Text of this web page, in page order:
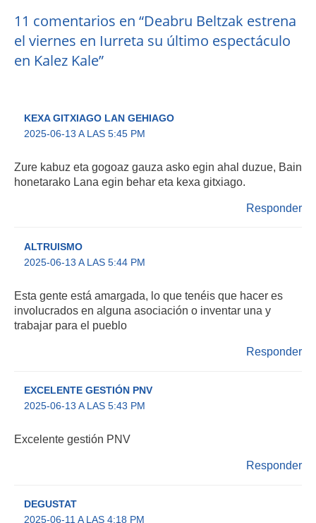
11 comentarios en “Deabru Beltzak estrena
el viernes en Iurreta su último espectáculo
en Kalez Kale”
KEXA GITXIAGO LAN GEHIAGO
2025-06-13 A LAS 5:45 PM
Zure kabuz eta gogoaz gauza asko egin ahal duzue, Bain
honetarako Lana egin behar eta kexa gitxiago.
Responder
ALTRUISMO
2025-06-13 A LAS 5:44 PM
Esta gente está amargada, lo que tenéis que hacer es
involucrados en alguna asociación o inventar una y
trabajar para el pueblo
Responder
EXCELENTE GESTIÓN PNV
2025-06-13 A LAS 5:43 PM
Excelente gestión PNV
Responder
DEGUSTAT
2025-06-11 A LAS 4:18 PM